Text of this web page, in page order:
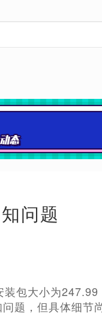
问题
包大小为
题，但具体细节尚